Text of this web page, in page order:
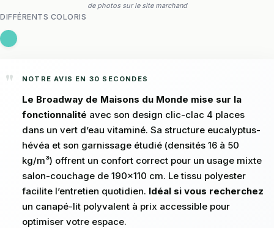
de photos sur le site marchand
DIFFÉRENTS COLORIS
NOTRE AVIS EN 30 SECONDES
Le Broadway de Maisons du Monde mise sur la
fonctionnalité avec son design clic-clac 4 places
dans un vert d’eau vitaminé. Sa structure eucalyptus-
hévéa et son garnissage étudié (densités 16 à 50
kg/m³) offrent un confort correct pour un usage mixte
salon-couchage de 190×110 cm. Le tissu polyester
facilite l’entretien quotidien. Idéal si vous recherchez
un canapé-lit polyvalent à prix accessible pour
optimiser votre espace.